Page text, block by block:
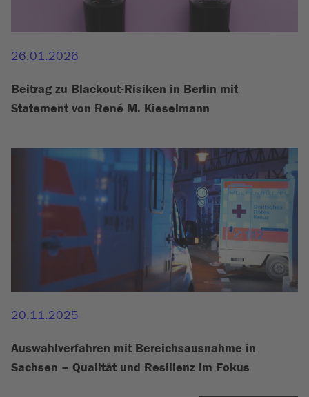
26.01.2026
Beitrag zu Blackout-Risiken in Berlin mit
Statement von René M. Kieselmann
20.11.2025
Auswahlverfahren mit Bereichsausnahme in
Sachsen – Qualität und Resilienz im Fokus